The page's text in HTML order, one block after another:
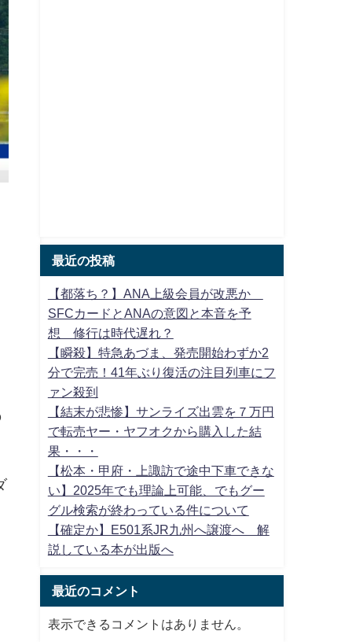
最近の投稿
【都落ち？】ANA上級会員が改悪か
SFCカードとANAの意図と本音を予
想 修行は時代遅れ？
【瞬殺】特急あづま、発売開始わずか2
分で完売！41年ぶり復活の注目列車にフ
ァン殺到
【結末が悲惨】サンライズ出雲を７万円
で転売ヤー・ヤフオクから購入した結
果・・・
【松本・甲府・上諏訪で途中下車できな
い】2025年でも理論上可能、でもグー
グル検索が終わっている件について
【確定か】E501系JR九州へ譲渡へ 解
説している本が出版へ
最近のコメント
表示できるコメントはありません。